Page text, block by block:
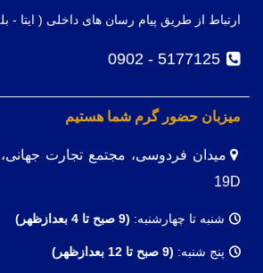
ارتباط از طریق پیام رسان های داخلی ( ایتا -
5177125 - 0902
میزبان حضور گرم شما هستیم
19D
شنبه تا چهارشنبه: (9 صبح تا 4 بعدازظهر)
پنج شنبه: (9 صبح تا 12 بعدازظهر)